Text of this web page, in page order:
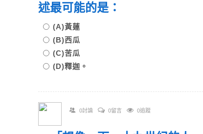
述最可能的是：
(A)黃蓮
(B)西瓜
(C)苦瓜
(D)釋迦。
0討論 0留言 0追蹤